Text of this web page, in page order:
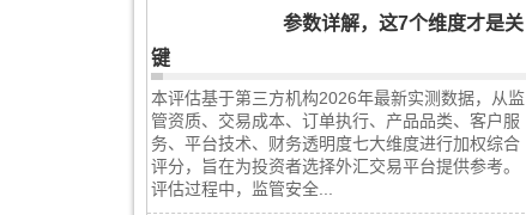
参数详解，这7个维度才是关
键
本评估基于第三方机构2026年最新实测数据，从监
管资质、交易成本、订单执行、产品品类、客户服
务、平台技术、财务透明度七大维度进行加权综合
评分，旨在为投资者选择外汇交易平台提供参考。
评估过程中，监管安全...